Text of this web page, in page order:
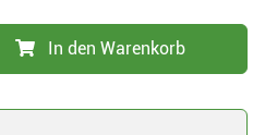
In den Warenkorb